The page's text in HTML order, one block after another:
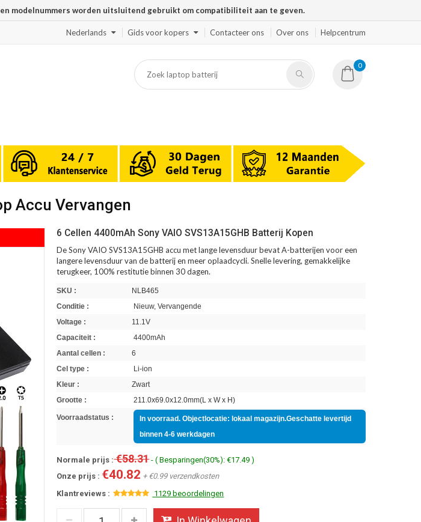
modelnummers worden uitsluitend gebruikt om compatibiliteit aan te geven.
Nederlands Gids voor kopers Contacteer ons Over ons Helpcentrum
0
Accu Vervangen
6 Cellen 4400mAh Sony VAIO SVS13A15GHB Batterij Kopen
De Sony VAIO SVS13A15GHB accu met lange levensduur bevat A-batterijen voor een
langere levensduur van de batterij en meer oplaadcycli. Snelle levering, gemakkelijke
terugkeer, 100% restitutie binnen 30 dagen.
SKU :
NLB465
Conditie :
Nieuw, Vervangende
Voltage :
11.1V
Capaciteit :
4400mAh
Aantal cellen :
6
Cel type :
Li-ion
Kleur :
Zwart
Grootte :
211.0x69.0x12.0mm(L x W x H)
Voorraadstatus :
In voorraad. Objectlocatie: lokaal magazijn.Geschatte levertijd
binnen 4-6 werkdagen
Normale prijs :€58.31- ( Besparingen(30%): €17.49 )
Onze prijs : €40.82 + €0.99 verzendkosten
Klantreviews :
1129 beoordelingen